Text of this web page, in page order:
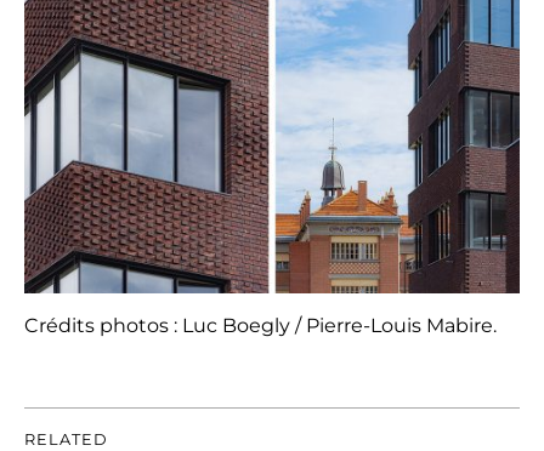
Crédits photos : Luc Boegly / Pierre-Louis Mabire.
RELATED